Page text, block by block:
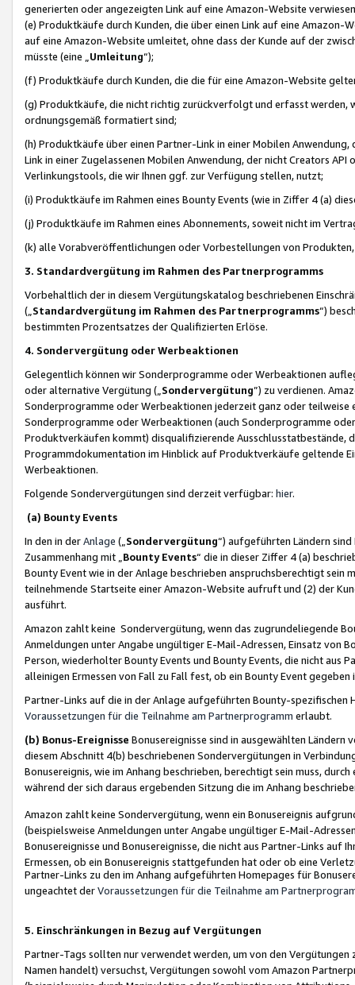
generierten oder angezeigten Link auf eine Amazon-Website
(e) Produktkäufe durch Kunden, die über einen Link auf eine
auf eine Amazon-Website umleitet, ohne dass der Kunde auf der
müsste (eine „ Umleitung“);
(f) Produktkäufe durch Kunden, die die für eine Amazon-Website
(g) Produktkäufe, die nicht richtig zurückverfolgt und erfasst werden,
ordnungsgemäß formatiert sind;
(h) Produktkäufe über einen Partner-Link in einer Mobilen
Link in einer Zugelassenen Mobilen Anwendung, der nicht Creators
Verlinkungstools, die wir Ihnen ggf. zur Verfügung stellen, nutzt;
(i) Produktkäufe im Rahmen eines Bounty Events (wie in Ziffer 4 (a)
(j) Produktkäufe im Rahmen eines Abonnements, soweit nicht im
(k) alle Vorabveröffentlichungen oder Vorbestellungen von
3. Standardvergütung im Rahmen des Partnerprogramms
Vorbehaltlich der in diesem Vergütungskatalog beschriebenen
(„ Standardvergütung im Rahmen des Partnerprogramms“)
bestimmten Prozentsatzes der Qualifizierten Erlöse.
4. Sondervergütung oder Werbeaktionen
Gelegentlich können wir Sonderprogramme oder Werbeaktionen
oder alternative Vergütung („ Sondervergütung”) zu verdienen.
Sonderprogramme oder Werbeaktionen jederzeit ganz oder
Sonderprogramme oder Werbeaktionen (auch Sonderprogramme
Produktverkäufen kommt) disqualifizierende Ausschlusstatbestände,
Programmdokumentation im Hinblick auf Produktverkäufe geltende
Werbeaktionen.
Folgende Sondervergütungen sind derzeit verfügbar: hier.
(a) Bounty Events
In den in derAnlage („ Sondervergütung“) aufgeführten Ländern
Zusammenhang mit „ Bounty Events“ die in dieser Ziffer 4 (a)
Bounty Event wie in der Anlage beschrieben anspruchsberechtigt sein
teilnehmende Startseite einer Amazon-Website aufruft und (2) der
ausführt.
Amazon zahlt keine Sondervergütung, wenn das zugrundeliegende
Anmeldungen unter Angabe ungültiger E-Mail-Adressen, Einsatz von
Person, wiederholter Bounty Events und Bounty Events, die nicht
alleinigen Ermessen von Fall zu Fall fest, ob ein Bounty Event
Partner-Links auf die in der Anlage aufgeführten Bounty-spezifischen
Voraussetzungen für die Teilnahme am Partnerprogramm erlaubt.
(b) Bonus-Ereignisse Bonusereignisse sind in ausgewählten Ländern
diesem Abschnitt 4(b) beschriebenen Sondervergütungen in
Bonusereignis, wie im Anhang beschrieben, berechtigt sein muss,
während der sich daraus ergebenden Sitzung die im Anhang
Amazon zahlt keine Sondervergütung, wenn ein Bonusereignis
(beispielsweise Anmeldungen unter Angabe ungültiger E-Mail-
Bonusereignisse und Bonusereignisse, die nicht aus Partner-Links auf
Ermessen, ob ein Bonusereignis stattgefunden hat oder ob eine
Partner-Links zu den im Anhang aufgeführten Homepages für
ungeachtet derVoraussetzungen für die Teilnahme am
5. Einschränkungen in Bezug auf Vergütungen
Partner-Tags sollten nur verwendet werden, um von den
Namen handelt) versuchst, Vergütungen sowohl vom Amazon